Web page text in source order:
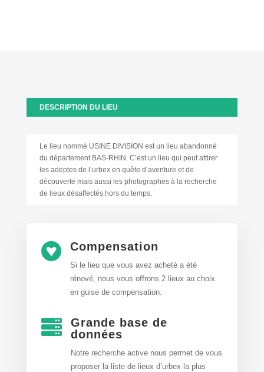
DESCRIPTION DU LIEU
Le lieu nommé USINE DIVISION est un lieu abandonné
du département BAS-RHIN. C’est un lieu qui peut attirer
les adeptes de l’urbex en quête d’aventure et de
découverte mais aussi les photographes à la recherche
de lieux désaffectés hors du temps.
 Compensation
Si le lieu que vous avez acheté a été
rénové, nous vous offrons 2 lieux au choix
en guise de compensation.

Grande base de
données
Notre recherche active nous permet de vous
proposer la liste de lieux d’urbex la plus